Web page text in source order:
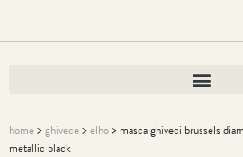
home>ghivece>elho> masca ghiveci brussels
metallic black